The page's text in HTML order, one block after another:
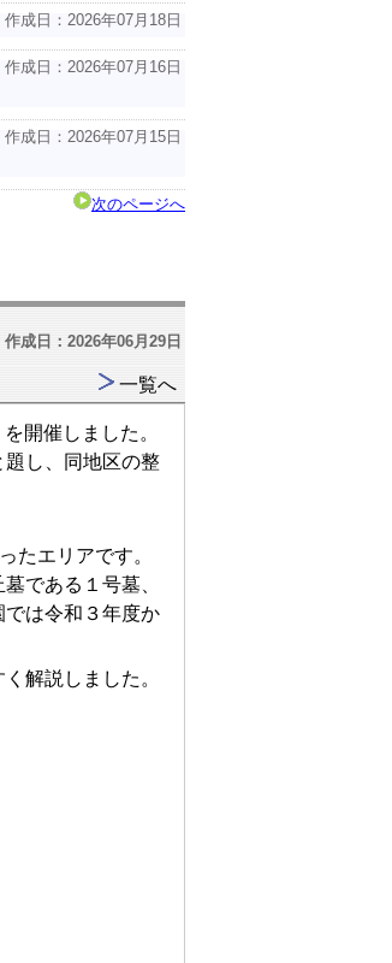
作成日：2026年07月18日
作成日：2026年07月16日
作成日：2026年07月15日
次のページへ
作成日：2026年06月29日
一覧へ
開催しました。
し、同地区の整
たエリアです。
である１号墓、
は令和３年度か
解説しました。